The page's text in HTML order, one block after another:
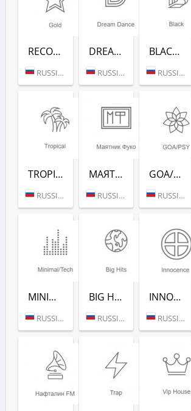
RECORD GOLD (РАДИО РЕКОРД)
RUSSIA (MOSCOW)
DREAM DANCE (РАДИО РЕКОРД)
RUSSIA (MOSCOW)
BLACK RAP (РАДИО РЕКОРД)
RUSSIA (MOSCOW)
TROPICAL (РАДИО РЕКОРД)
RUSSIA (MOSCOW)
МАЯТНИК ФУКО (РАДИО РЕКОРД)
RUSSIA (MOSCOW)
GOA/PSY (РАДИО РЕКОРД)
RUSSIA (MOSCOW)
MINIMAL/TECH (РАДИО РЕКОРД)
RUSSIA (MOSCOW)
BIG HITS (РАДИО РЕКОРД)
RUSSIA (MOSCOW)
INNOCENCE (РАДИО РЕКОРД)
RUSSIA (MOSCOW)